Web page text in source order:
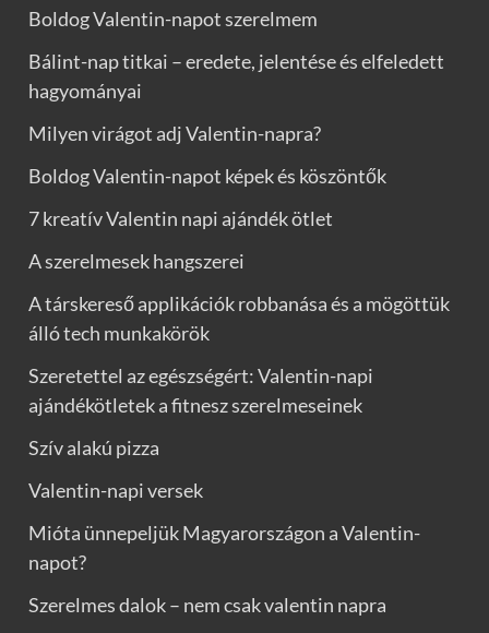
Boldog Valentin-napot szerelmem
Bálint-nap titkai – eredete, jelentése és elfeledett
hagyományai
Milyen virágot adj Valentin-napra?
Boldog Valentin-napot képek és köszöntők
7 kreatív Valentin napi ajándék ötlet
A szerelmesek hangszerei
A társkereső applikációk robbanása és a mögöttük
álló tech munkakörök
Szeretettel az egészségért: Valentin-napi
ajándékötletek a fitnesz szerelmeseinek
Szív alakú pizza
Valentin-napi versek
Mióta ünnepeljük Magyarországon a Valentin-
napot?
Szerelmes dalok – nem csak valentin napra